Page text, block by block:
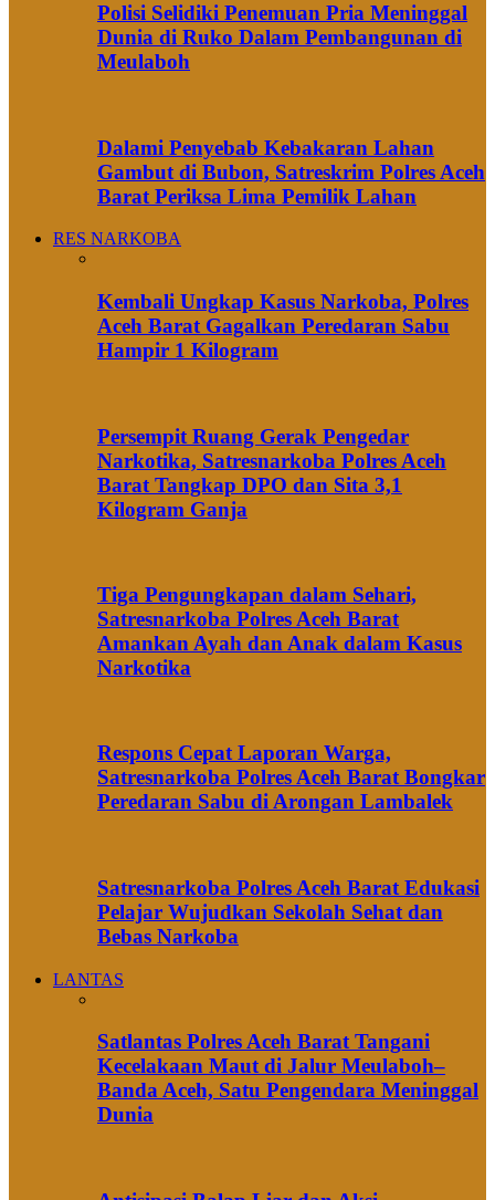
Polisi Selidiki Penemuan Pria Meninggal
Dunia di Ruko Dalam Pembangunan di
Meulaboh
Dalami Penyebab Kebakaran Lahan
Gambut di Bubon, Satreskrim Polres Aceh
Barat Periksa Lima Pemilik Lahan
RES NARKOBA
Kembali Ungkap Kasus Narkoba, Polres
Aceh Barat Gagalkan Peredaran Sabu
Hampir 1 Kilogram
Persempit Ruang Gerak Pengedar
Narkotika, Satresnarkoba Polres Aceh
Barat Tangkap DPO dan Sita 3,1
Kilogram Ganja
Tiga Pengungkapan dalam Sehari,
Satresnarkoba Polres Aceh Barat
Amankan Ayah dan Anak dalam Kasus
Narkotika
Respons Cepat Laporan Warga,
Satresnarkoba Polres Aceh Barat Bongkar
Peredaran Sabu di Arongan Lambalek
Satresnarkoba Polres Aceh Barat Edukasi
Pelajar Wujudkan Sekolah Sehat dan
Bebas Narkoba
LANTAS
Satlantas Polres Aceh Barat Tangani
Kecelakaan Maut di Jalur Meulaboh–
Banda Aceh, Satu Pengendara Meninggal
Dunia